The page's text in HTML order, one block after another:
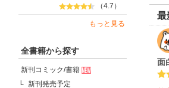
（4.7）
もっと見る
全書籍から探す
新刊コミック/書籍
新刊発売予定
最
面